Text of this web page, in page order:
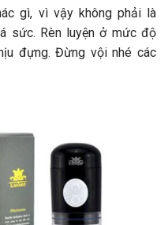
gì, vì vậy không phải là
sức. Rèn luyện ở mức độ
đựng. Đừng vội nhé các